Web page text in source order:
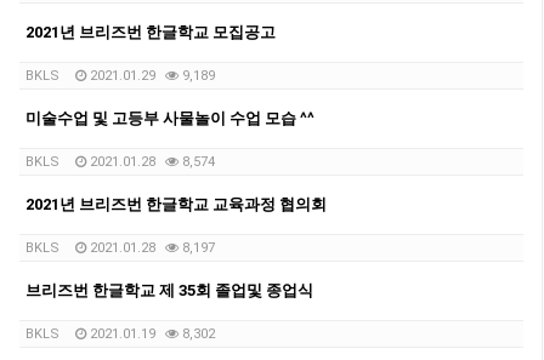
2021년 브리즈번 한글학교 모집공고
BKLS 2021.01.29 9,189
미술수업 및 고등부 사물놀이 수업 모습 ^^
BKLS 2021.01.28 8,574
2021년 브리즈번 한글학교 교육과정 협의회
BKLS 2021.01.28 8,197
브리즈번 한글학교 제 35회 졸업및 종업식
BKLS 2021.01.19 8,302